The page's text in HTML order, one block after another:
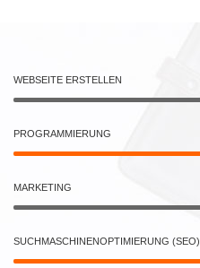
WEBSEITE ERSTELLEN
PROGRAMMIERUNG
MARKETING
SUCHMASCHINENOPTIMIERUNG (SEO)